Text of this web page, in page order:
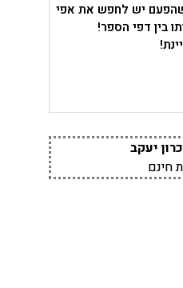
יש לחפש את אפי
בין דפי הספר!
יעקב